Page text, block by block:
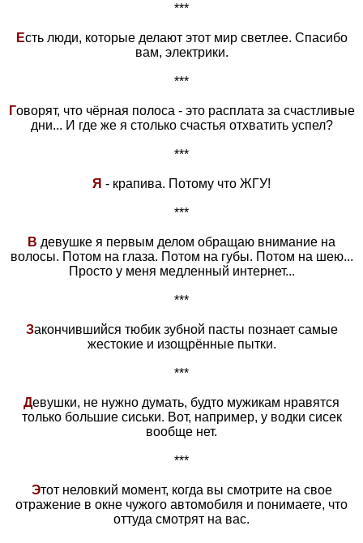
***
Есть люди, которые делают этот мир светлее. Спасибо
вам, электрики.
***
Говорят, что чёрная полоса - это расплата за счастливые
дни... И где же я столько счастья отхватить успел?
***
Я - крапива. Потому что ЖГУ!
***
В девушке я первым делом обращаю внимание на
волосы. Потом на глаза. Потом на губы. Потом на шею...
Просто у меня медленный интернет...
***
Закончившийся тюбик зубной пасты познает самые
жестокие и изощрённые пытки.
***
Девушки, не нужно думать, будто мужикам нравятся
только большие сиськи. Вот, например, у водки сисек
вообще нет.
***
Этот неловкий момент, когда вы смотрите на свое
отражение в окне чужого автомобиля и понимаете, что
оттуда смотрят на вас.